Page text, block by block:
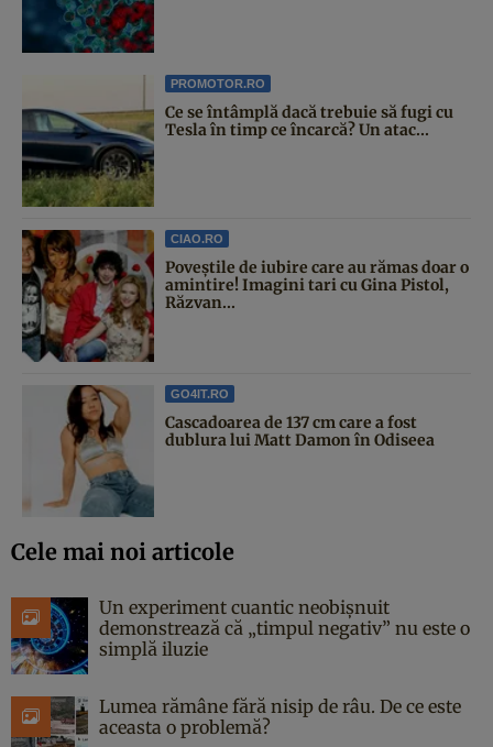
PROMOTOR.RO
Ce se întâmplă dacă trebuie să fugi cu
Tesla în timp ce încarcă? Un atac...
CIAO.RO
Poveştile de iubire care au rămas doar o
amintire! Imagini tari cu Gina Pistol,
Răzvan...
GO4IT.RO
Cascadoarea de 137 cm care a fost
dublura lui Matt Damon în Odiseea
Cele mai noi articole
Un experiment cuantic neobișnuit
demonstrează că „timpul negativ” nu este o
simplă iluzie
Lumea rămâne fără nisip de râu. De ce este
aceasta o problemă?